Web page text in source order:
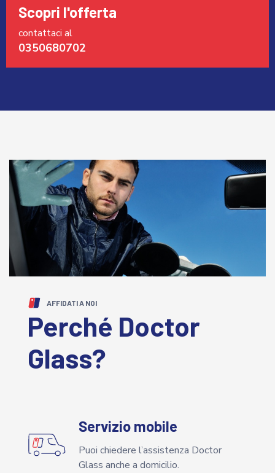
Scopri l'offerta
contattaci al
0350680702
AFFIDATI A NOI
Perché Doctor
Glass?
Servizio mobile
Puoi chiedere l’assistenza Doctor
Glass anche a domicilio.